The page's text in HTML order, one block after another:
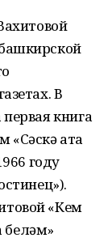
В
книга
«Сәскә ата
году
«Кем
беләм»